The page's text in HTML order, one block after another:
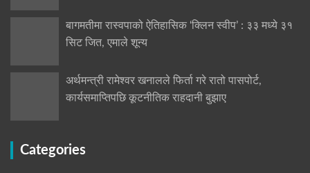
बागमतीमा रास्वपाको ऐतिहासिक ‘क्लिन स्वीप’ : ३३ मध्ये ३१
सिट जित, एमाले शून्य
अर्थमन्त्री रामेश्वर खनालले फिर्ता गरे रातो पासपोर्ट,
कार्यसमाप्तिपछि कूटनीतिक राहदानी बुझाए
Categories